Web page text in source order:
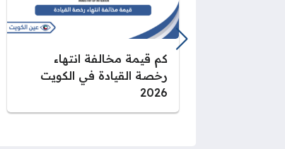
كم قيمة مخالفة انتهاء
رخصة القيادة في الكويت
2026